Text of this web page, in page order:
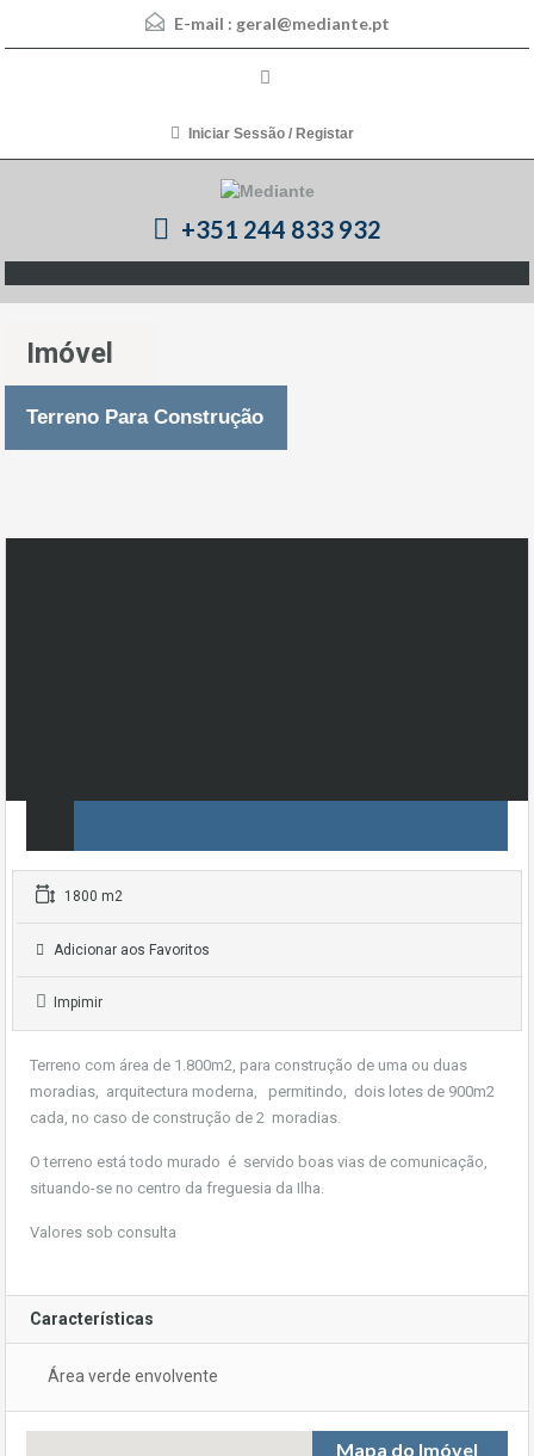
E-mail : geral@mediante.pt
Iniciar Sessão / Registar
+351 244 833 932
Imóvel
Terreno Para Construção
1800 m2
Adicionar aos Favoritos
Impimir
Terreno com área de 1.800m2, para construção de uma ou duas
moradias, arquitectura moderna, permitindo, dois lotes de 900m2
cada, no caso de construção de 2 moradias.
O terreno está todo murado é servido boas vias de comunicação,
situando-se no centro da freguesia da Ilha.
Valores sob consulta
Características
Área verde envolvente
Mapa do Imóvel